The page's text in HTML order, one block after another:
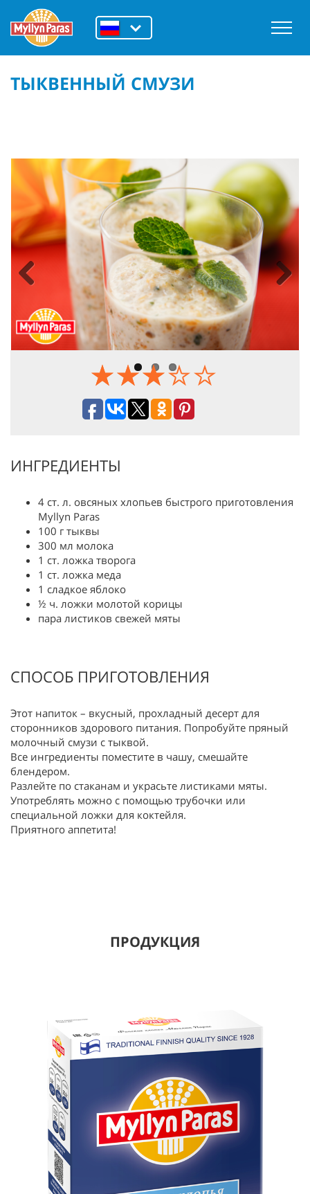
ТЫКВЕННЫЙ СМУЗИ
ИНГРЕДИЕНТЫ
4 ст. л. овсяных хлопьев быстрого приготовления
Myllyn Paras
100 г тыквы
300 мл молока
1 ст. ложка творога
1 ст. ложка меда
1 сладкое яблоко
½ ч. ложки молотой корицы
пара листиков свежей мяты
СПОСОБ ПРИГОТОВЛЕНИЯ
Этот напиток – вкусный, прохладный десерт для
сторонников здорового питания. Попробуйте пряный
молочный смузи с тыквой.
Все ингредиенты поместите в чашу, смешайте
блендером.
Разлейте по стаканам и украсьте листиками мяты.
Употреблять можно с помощью трубочки или
специальной ложки для коктейля.
Приятного аппетита!
ПРОДУКЦИЯ